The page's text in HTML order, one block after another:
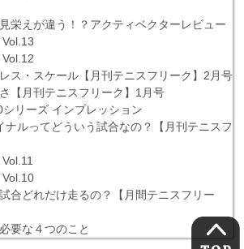
栄えが違う！？アクティベクターレビュー
ス・スケール【月刊テニスフリーク】2月号
【月刊テニスフリーク】1月号
リーズ インプレッション
ナルってどういう試合なの？【月刊テニスフ
合どれだけ走るの？【月間テニスフリー
要な４つのこと